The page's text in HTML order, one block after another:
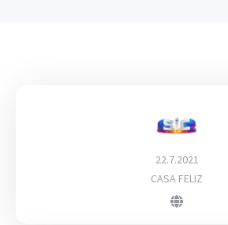
22.7.2021
CASA FELIZ